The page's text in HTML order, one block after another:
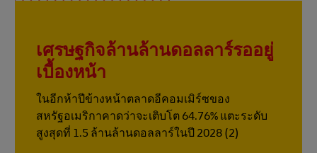
เศรษฐกิจล้านล้านดอลลาร์รออยู่
เบื้องหน้า
ในอีกห้าปีข้างหน้าตลาดอีคอมเมิร์ซของ
สหรัฐอเมริกาคาดว่าจะเติบโต 64.76% แตะระดับ
สูงสุดที่ 1.5 ล้านล้านดอลลาร์ในปี 2028 (2)